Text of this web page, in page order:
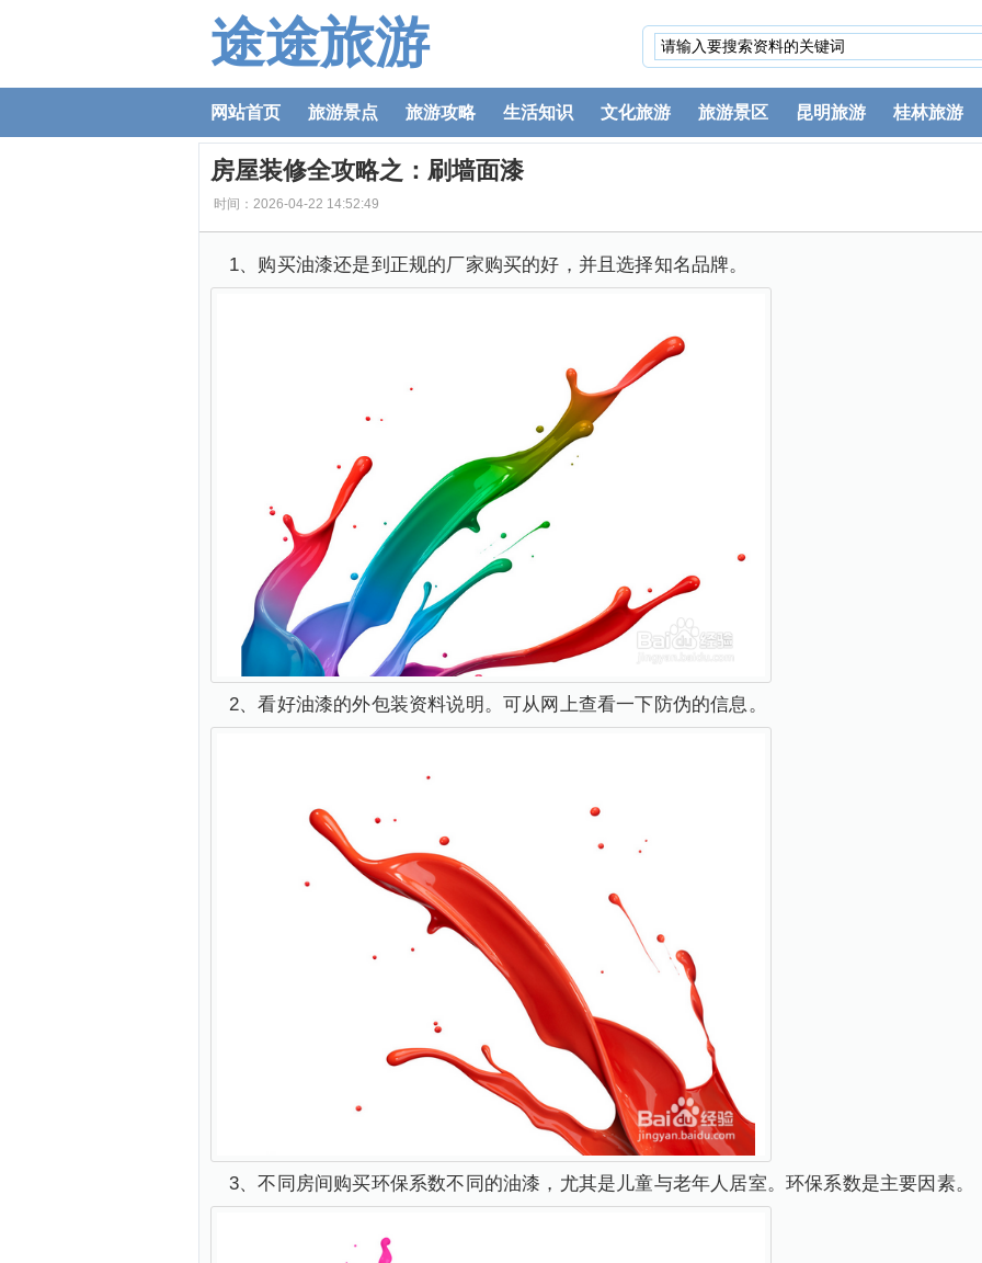
途途旅游
网站首页 旅游景点 旅游攻略 生活知识 文化旅游 旅游景区 昆明旅游 桂林旅游
房屋装修全攻略之：刷墙面漆
时间：2026-04-22 14:52:49
1、购买油漆还是到正规的厂家购买的好，并且选择知名品牌。
2、看好油漆的外包装资料说明。可从网上查看一下防伪的信息。
3、不同房间购买环保系数不同的油漆，尤其是儿童与老年人居室。环保系数是主要因素。